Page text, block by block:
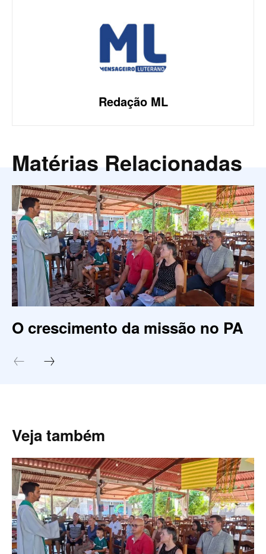
Redação ML
Matérias Relacionadas
O crescimento da missão no PA
Veja também